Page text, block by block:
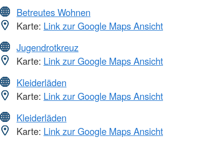
Betreutes Wohnen
Karte: Link zur Google Maps Ansicht
Jugendrotkreuz
Karte: Link zur Google Maps Ansicht
Kleiderläden
Karte: Link zur Google Maps Ansicht
Kleiderläden
Karte: Link zur Google Maps Ansicht